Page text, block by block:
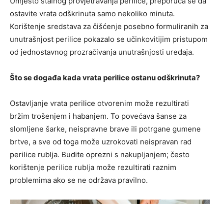
ostavite vrata odškrinuta samo nekoliko minuta.
Korištenje sredstava za čišćenje posebno formuliranih za
unutrašnjost perilice pokazalo se učinkovitijim pristupom
od jednostavnog prozračivanja unutrašnjosti uređaja.
Što se događa kada vrata perilice ostanu odškrinuta?
Ostavljanje vrata perilice otvorenim može rezultirati
bržim trošenjem i habanjem. To povećava šanse za
slomljene šarke, neispravne brave ili potrgane gumene
brtve, a sve od toga može uzrokovati neispravan rad
perilice rublja. Budite oprezni s nakupljanjem; često
korištenje perilice rublja može rezultirati raznim
problemima ako se ne održava pravilno.